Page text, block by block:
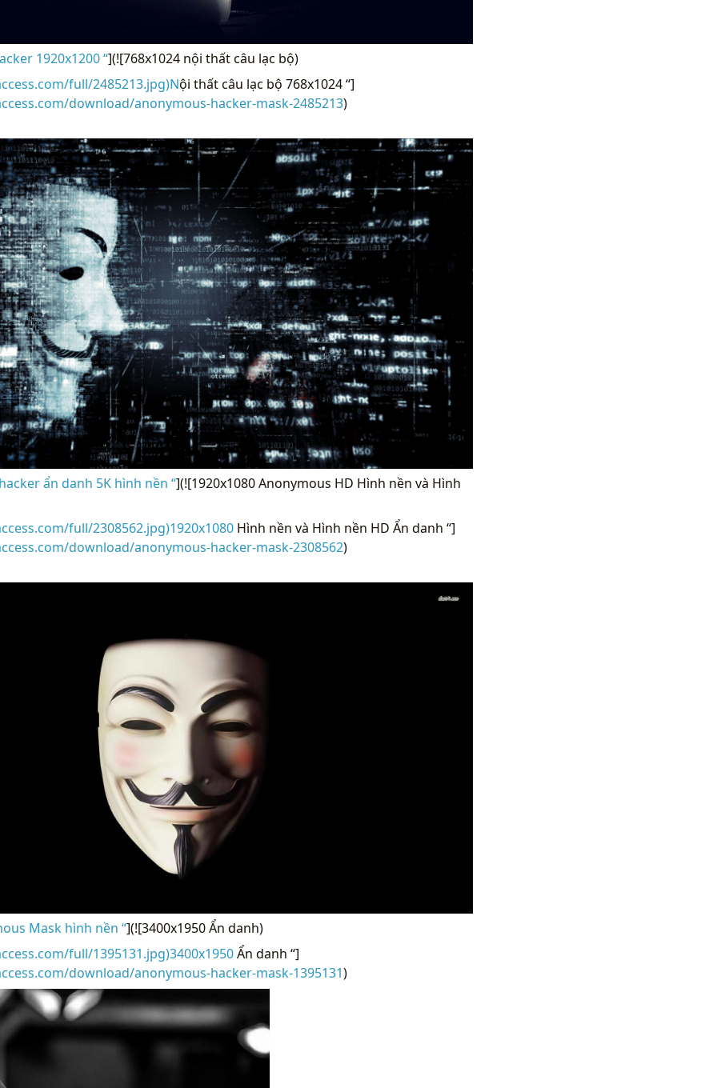
1920x1200 “](![768x1024 nội thất câu lạc bộ)
full/2485213.jpg)Nội thất câu lạc bộ 768x1024 “]
download/anonymous-hacker-mask-2485213)
ẩn danh 5K hình nền “](![1920x1080 Anonymous HD Hình nền và Hình
full/2308562.jpg)1920x1080Hình nền và Hình nền HD Ẩn danh “]
download/anonymous-hacker-mask-2308562)
Mask hình nền “](![3400x1950 Ẩn danh)
full/1395131.jpg)3400x1950Ẩn danh “]
download/anonymous-hacker-mask-1395131)